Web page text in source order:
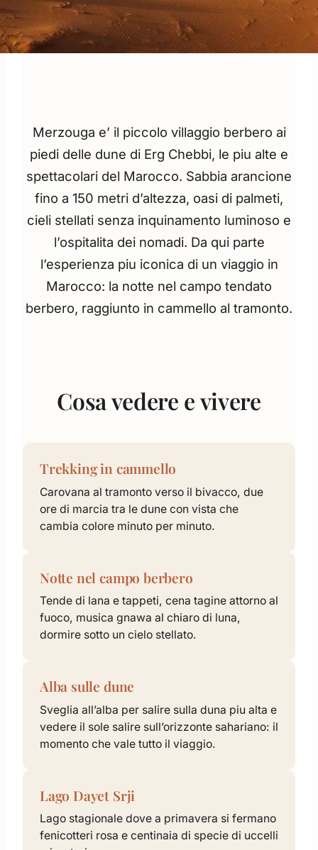
Merzouga e’ il piccolo villaggio berbero ai
piedi delle dune di Erg Chebbi, le piu alte e
spettacolari del Marocco. Sabbia arancione
fino a 150 metri d’altezza, oasi di palmeti,
cieli stellati senza inquinamento luminoso e
l’ospitalita dei nomadi. Da qui parte
l’esperienza piu iconica di un viaggio in
Marocco: la notte nel campo tendato
berbero, raggiunto in cammello al tramonto.
Cosa vedere e vivere
Trekking in cammello
Carovana al tramonto verso il bivacco, due
ore di marcia tra le dune con vista che
cambia colore minuto per minuto.
Notte nel campo berbero
Tende di lana e tappeti, cena tagine attorno al
fuoco, musica gnawa al chiaro di luna,
dormire sotto un cielo stellato.
Alba sulle dune
Sveglia all’alba per salire sulla duna piu alta e
vedere il sole salire sull’orizzonte sahariano: il
momento che vale tutto il viaggio.
Lago Dayet Srji
Lago stagionale dove a primavera si fermano
fenicotteri rosa e centinaia di specie di uccelli